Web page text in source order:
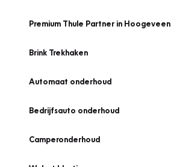
Premium Thule Partner in Hoogeveen
Brink Trekhaken
Automaat onderhoud
Bedrijfsauto onderhoud
Camperonderhoud